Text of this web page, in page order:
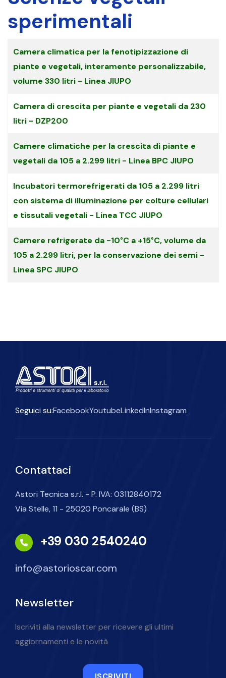
sperimentali
Titolo
Camera climatica per la fenotipizzazione di
piante e vegetali, interamente personalizzabile,
volume 330 litri - Linea JIUPO
Camera di crescita per piante e vegetali da 230
litri - DZP200
Camere climatiche per la crescita di piante e
vegetali da 105 a 2.299 litri - Linea BPC JIUPO
Incubatori termorefrigerati da 105 a 2.299 litri
con sistema di illuminazione per colture cellulari
e tissutali vegetali - Linea TCC JIUPO
Camere refrigerate da -10°C a +15°C, volume da
105 a 2.299 litri, per la conservazione dei semi -
Linea SPC JIUPO
Seguici su:FacebookYoutubeLinkedInInstagram
Contattaci
Astori Tecnica s.r.l. - P. IVA: 03112840172
Via Stelle, 11 - 25020 Poncarale (BS)
+39 030 2540240
info@astorioscar.com
Newsletter
Iscriviti alla newsletter per ricevere gli ultimi
aggiornamenti e le novità